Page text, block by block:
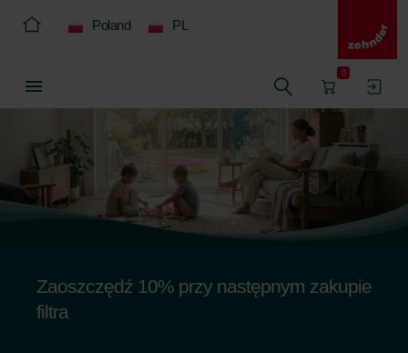
Poland PL
0
Zaoszczędź 10% przy następnym zakupie
filtra